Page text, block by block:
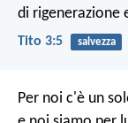
di rigenerazione
Tito 3:5 salvezza
Per noi c'è un